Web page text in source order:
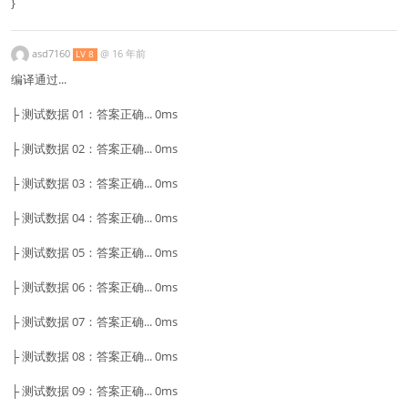
asd7160 LV 8 @ 16 年前
编译通过...
├ 测试数据 01：答案正确... 0ms
├ 测试数据 02：答案正确... 0ms
├ 测试数据 03：答案正确... 0ms
├ 测试数据 04：答案正确... 0ms
├ 测试数据 05：答案正确... 0ms
├ 测试数据 06：答案正确... 0ms
├ 测试数据 07：答案正确... 0ms
├ 测试数据 08：答案正确... 0ms
├ 测试数据 09：答案正确... 0ms